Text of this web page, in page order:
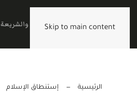
Skip to main content
الرئيسية القرآن والشريعة
الرئيسية إستنطاق الإسلام